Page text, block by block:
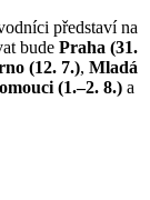
představí na
bude Praha (31.
(12. 7.), Mladá
(1.–2. 8.) a